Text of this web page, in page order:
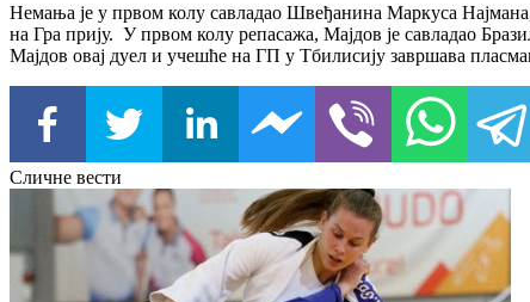
Немања је у првом колу савладао Швеђанина Маркуса
на Гра прију. У првом колу репасажа, Мајдов је савладао
Мајдов овај дуел и учешће на ГП у Тбилисију завршава
Сличне вести